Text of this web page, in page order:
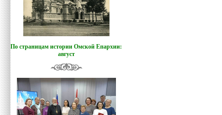
По страницам истории Омской Епархии:
август